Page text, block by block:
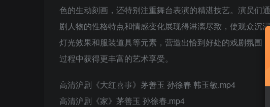
色的生动刻画，还特别注重舞台表演的精湛技艺。演员们
剧人物的性格特点和情感变化展现得淋漓尽致，使观众沉
灯光效果和服装道具等元素，营造出恰到好处的戏剧氛围
过程中获得更丰富的艺术享受。
高清沪剧《大红喜事》茅善玉 孙徐春 韩玉敏.mp4
高清沪剧《家》茅善玉 孙徐春.mp4